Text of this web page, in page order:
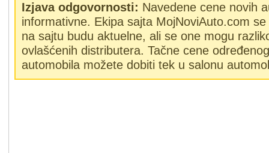
Izjava odgovornosti: Navedene cene novih
informativne. Ekipa sajta MojNoviAuto.com
na sajtu budu aktuelne, ali se one mogu
ovlašćenih distributera. Tačne cene
automobila možete dobiti tek u salonu